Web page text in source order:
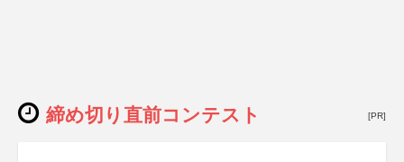
締め切り直前コンテスト [PR]